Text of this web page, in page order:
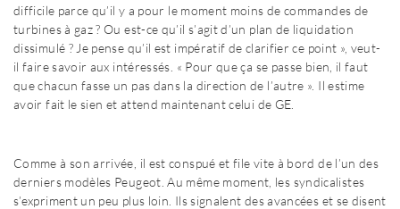
difficile parce qu’il y a pour le moment moins de commandes de
turbines à gaz ? Ou est-ce qu’il s’agit d’un plan de liquidation
dissimulé ? Je pense qu’il est impératif de clarifier ce point », veut-
il faire savoir aux intéressés. « Pour que ça se passe bien, il faut
que chacun fasse un pas dans la direction de l’autre ». Il estime
avoir fait le sien et attend maintenant celui de GE.
Comme à son arrivée, il est conspué et file vite à bord de l’un des
derniers modèles Peugeot. Au même moment, les syndicalistes
s’expriment un peu plus loin. Ils signalent des avancées et se disent